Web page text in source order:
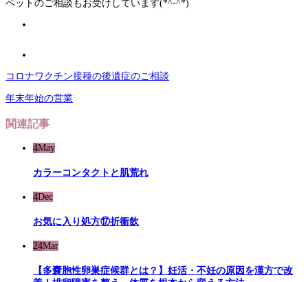
ペットのご相談もお受けしています(*^-^*)
コロナワクチン接種の後遺症のご相談
年末年始の営業
関連記事
4May
カラーコンタクトと肌荒れ
4Dec
お気に入り処方⑰折衝飲
24Mar
【多嚢胞性卵巣症候群とは？】妊活・不妊の原因を漢方で改